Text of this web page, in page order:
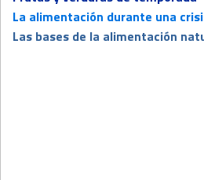
La alimentación durante una
Las bases de la alimentación